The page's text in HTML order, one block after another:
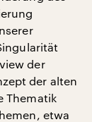
der
der alten
Thematik
etwa